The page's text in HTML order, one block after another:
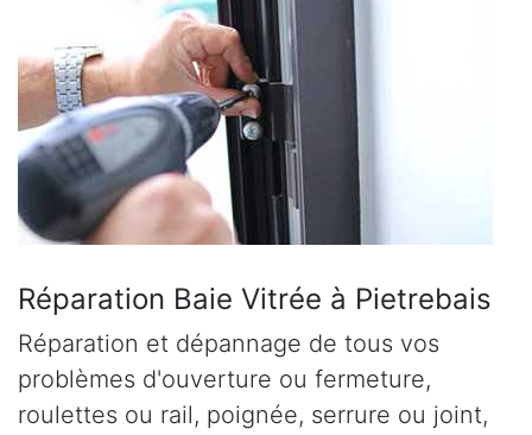
Réparation Baie Vitrée à Pietrebais
Réparation et dépannage de tous vos
problèmes d'ouverture ou fermeture,
roulettes ou rail, poignée, serrure ou joint,